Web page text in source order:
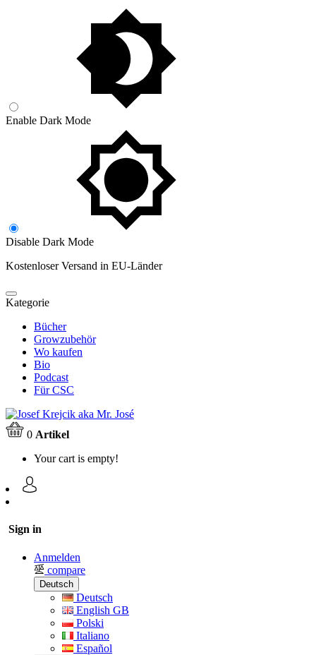
Enable Dark Mode
Disable Dark Mode
Kostenloser Versand in EU-Länder
Kategorie
Bücher
Growzubehör
Wo kaufen
Bio
Podcast
Für CSC
0 Artikel
Your cart is empty!
Sign in
Anmelden
compare
Deutsch
Deutsch
English GB
Polski
Italiano
Español